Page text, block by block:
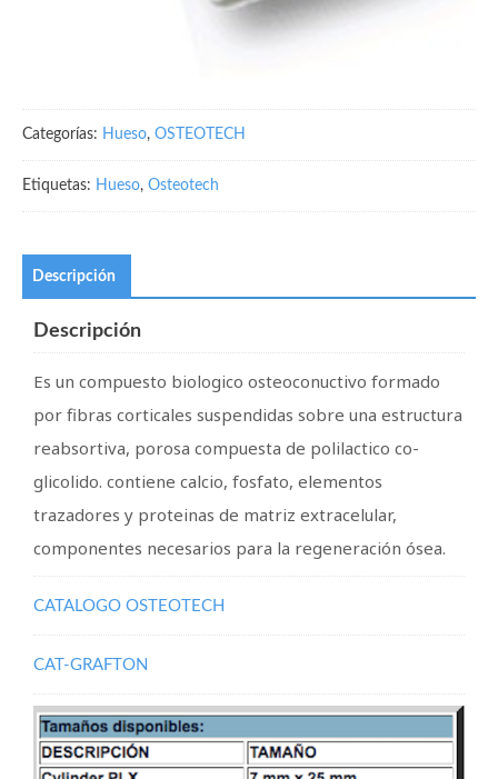
Categorías: Hueso, OSTEOTECH
Etiquetas: Hueso, Osteotech
Descripción
Descripción
Es un compuesto biologico osteoconuctivo formado
por fibras corticales suspendidas sobre una estructura
reabsortiva, porosa compuesta de polilactico co-
glicolido. contiene calcio, fosfato, elementos
trazadores y proteinas de matriz extracelular,
componentes necesarios para la regeneración ósea.
CATALOGO OSTEOTECH
CAT-GRAFTON